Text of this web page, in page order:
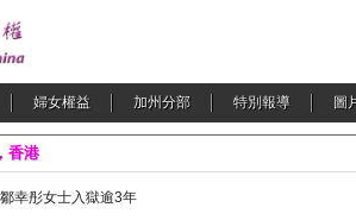
婦女權益 加州分部 特別報導 圖
香港
幸彤女士入獄逾3年